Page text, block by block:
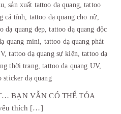
sản xuất tattoo dạ quang,tattoo
cá tính, tattoo dạ quang cho nữ,
dạ quang đẹp,tattoo dạ quang độc
quang mini, tattoo dạ quang phát
tattoo dạ quang sự kiện,tattoo dạ
thời trang,tattoo dạ quang UV,
sticker dạ quang
BẠN VẪN CÓ THỂ TỎA
thích […]